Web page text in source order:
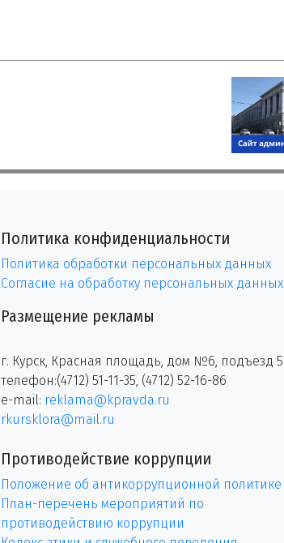
Политика конфиденциальности
Политика обработки персональных данных
Согласие на обработку персональных данных
Размещение рекламы
г. Курск, Красная площадь, дом №6, подъезд 5
телефон:(4712) 51-11-35, (4712) 52-16-86
e-mail: reklama@kpravda.ru
rkursklora@mail.ru
Противодействие коррупции
Положение об антикоррупционной политике
План-перечень мероприятий по
противодействию коррупции